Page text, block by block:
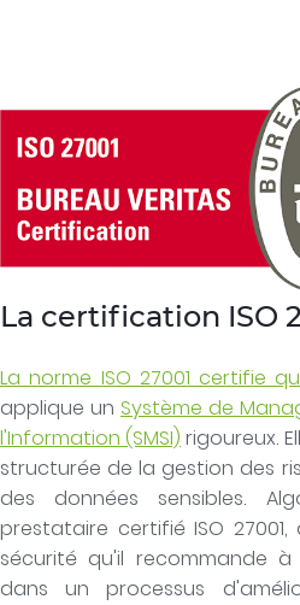
La certification ISO
La norme ISO 27001 certifie
applique un Système de
l'Information (SMSI) rigoureux.
structurée de la gestion des
des données sensibles.
prestataire certifié ISO
sécurité qu'il recommande
dans un processus